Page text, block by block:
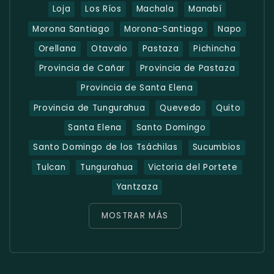
Loja Los Ríos Machala
Manabí
Morona Santiago
Morona-Santiago
Napo
Orellana
Otavalo Pastaza
Pichincha
Provincia de Cañar
Provincia de Pastaza
Provincia de Santa Elena
Provincia de Tungurahua
Quevedo
Quito
Santa Elena
Santo Domingo
Santo Domingo de los Tsáchilas
Sucumbios
Tulcan
Tungurahua
Victoria del Portete
Yantzaza
MOSTRAR MÁS